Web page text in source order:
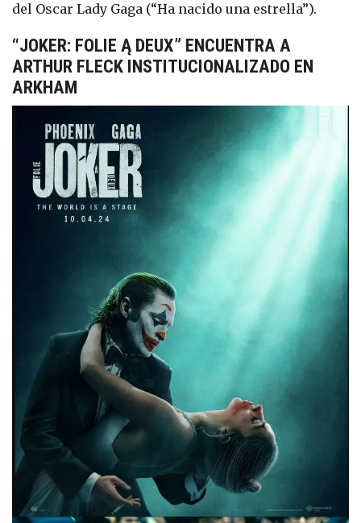
del Oscar Lady Gaga (“Ha nacido una estrella”).
“JOKER: FOLIE Ą DEUX” ENCUENTRA A
ARTHUR FLECK INSTITUCIONALIZADO EN
ARKHAM